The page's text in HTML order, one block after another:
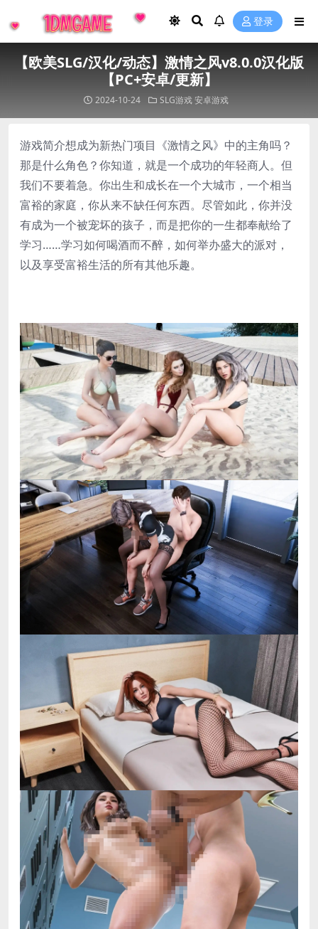
登录
【欧美SLG/汉化/动态】激情之风v8.0.0汉化版
【PC+安卓/更新】
2024-10-24 SLG游戏安卓游戏
游戏简介想成为新热门项目《激情之风》中的主角吗？
那是什么角色？你知道，就是一个成功的年轻商人。但
我们不要着急。你出生和成长在一个大城市，一个相当
富裕的家庭，你从来不缺任何东西。尽管如此，你并没
有成为一个被宠坏的孩子，而是把你的一生都奉献给了
学习……学习如何喝酒而不醉，如何举办盛大的派对，
以及享受富裕生活的所有其他乐趣。